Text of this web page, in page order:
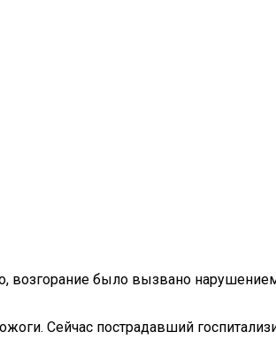
возгорание было вызвано
Сейчас пострадавший